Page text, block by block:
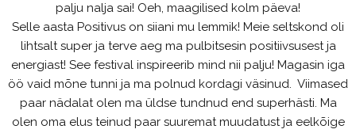
palju nalja sai! Oeh, maagilised kolm päeva!
Selle aasta Positivus on siiani mu lemmik! Meie seltskond oli
lihtsalt super ja terve aeg ma pulbitsesin positiivsusest ja
energiast! See festival inspireerib mind nii palju! Magasin iga
öö vaid mõne tunni ja ma polnud kordagi väsinud. Viimased
paar nädalat olen ma üldse tundnud end superhästi. Ma
olen oma elus teinud paar suuremat muudatust ja eelkõige